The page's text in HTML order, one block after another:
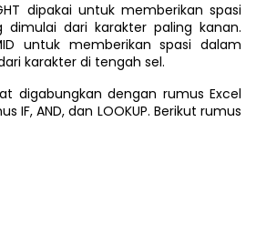
dipakai untuk memberikan spasi
dari karakter paling kanan.
untuk memberikan spasi dalam
karakter di tengah sel.
digabungkan dengan rumus Excel
IF, AND, dan LOOKUP. Berikut rumus